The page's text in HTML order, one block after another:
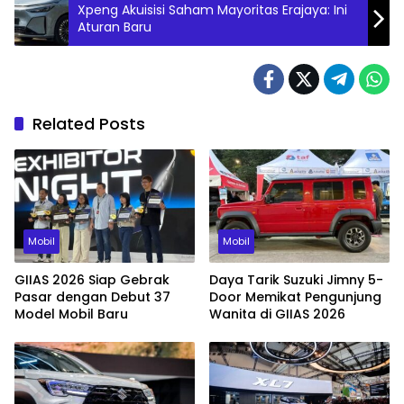
Xpeng Akuisisi Saham Mayoritas Erajaya: Ini
Aturan Baru
Related Posts
Mobil
GIIAS 2026 Siap Gebrak
Pasar dengan Debut 37
Model Mobil Baru
Mobil
Daya Tarik Suzuki Jimny 5-
Door Memikat Pengunjung
Wanita di GIIAS 2026